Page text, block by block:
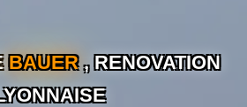
BAUER, RENOVATION